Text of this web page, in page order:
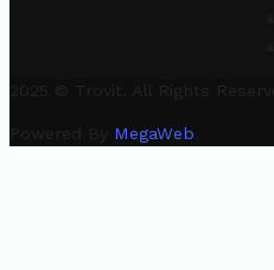
2025 © Trovit. All Rights
Powered By MegaWeb